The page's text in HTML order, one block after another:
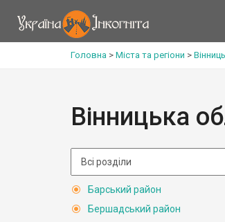
Головна > Міста та регіони >
Вінницька
Барський район
Бершадський район